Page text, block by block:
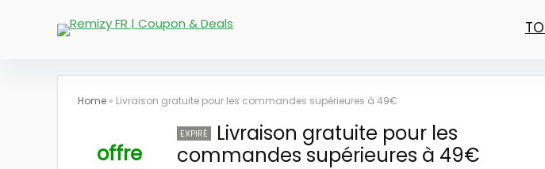
Home » Livraison gratuite pour les commandes supérieures à 49€
offre
EXPIRÉ
Livraison gratuite pour les
commandes supérieures à 49€